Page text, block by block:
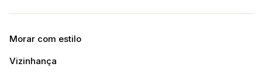
Morar com estilo
Vizinhança